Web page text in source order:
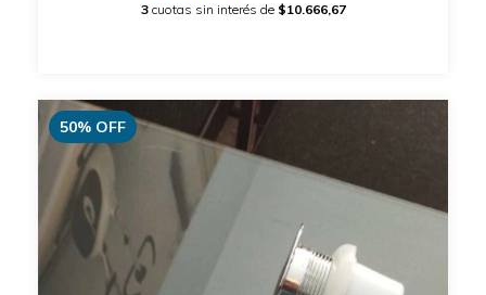
3 cuotas sin interés de $10.666,67
50% OFF